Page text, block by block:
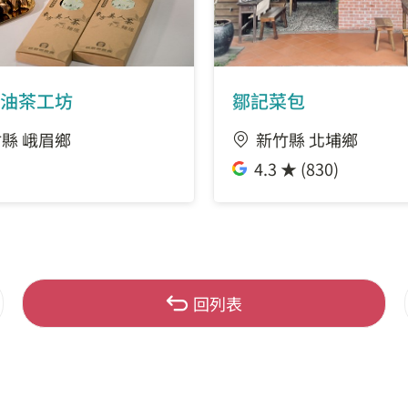
茶工坊
峨眉鄉
鄒記菜包
新竹縣 北埔鄉
4.3 ★ (830)
回列表